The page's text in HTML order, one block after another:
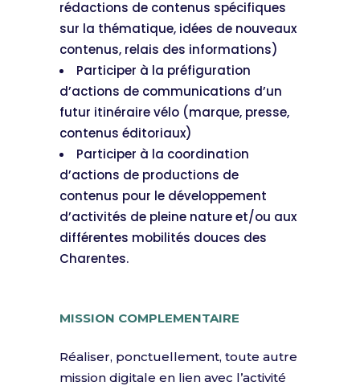
rédactions de contenus spécifiques
sur la thématique, idées de nouveaux
contenus, relais des informations)
Participer à la préfiguration
d’actions de communications d’un
futur itinéraire vélo (marque, presse,
contenus éditoriaux)
Participer à la coordination
d’actions de productions de
contenus pour le développement
d’activités de pleine nature et/ou aux
différentes mobilités douces des
Charentes.
MISSION COMPLEMENTAIRE
Réaliser, ponctuellement, toute autre
mission digitale en lien avec l’activité